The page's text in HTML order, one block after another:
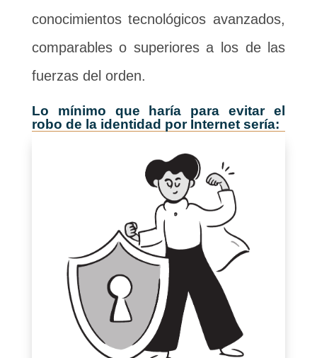
conocimientos tecnológicos avanzados,
comparables o superiores a los de las
fuerzas del orden.
Lo mínimo que haría para evitar el
robo de la identidad por Internet sería: